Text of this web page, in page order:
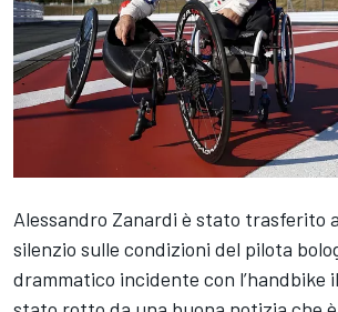
Alessandro Zanardi è stato trasferito
silenzio sulle condizioni del pilota
drammatico incidente con l’handbike